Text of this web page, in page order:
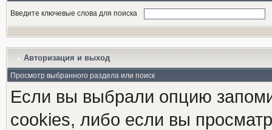
Введите ключевые слова для поиска
Авторизация и выход
Просмотр выбранного раздела или поиск
Если вы выбрали опцию
cookies, либо если вы